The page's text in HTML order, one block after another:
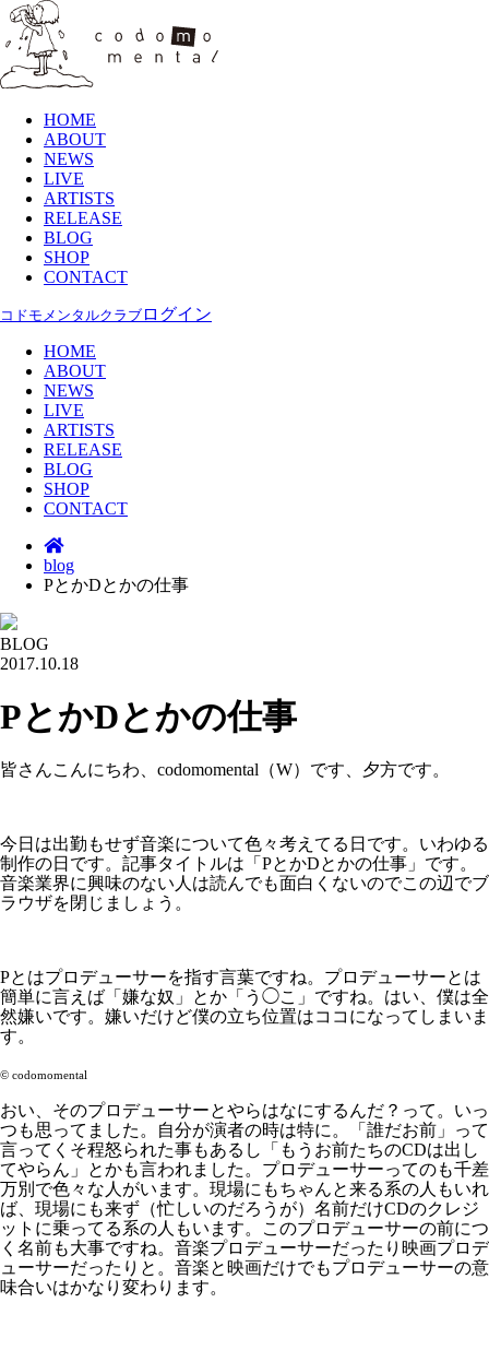
HOME
ABOUT
NEWS
LIVE
ARTISTS
RELEASE
BLOG
SHOP
CONTACT
コドモメンタルクラブ ログイン
HOME
ABOUT
NEWS
LIVE
ARTISTS
RELEASE
BLOG
SHOP
CONTACT
blog
PとかDとかの仕事
BLOG
2017.10.18
PとかDとかの仕事
皆さんこんにちわ、codomomental（W）です、夕方です。
今日は出勤もせず音楽について色々考えてる日です。いわゆる
制作の日です。記事タイトルは「PとかDとかの仕事」です。
音楽業界に興味のない人は読んでも面白くないのでこの辺でブ
ラウザを閉じましょう。
Pとはプロデューサーを指す言葉ですね。プロデューサーとは
簡単に言えば「嫌な奴」とか「う◯こ」ですね。はい、僕は全
然嫌いです。嫌いだけど僕の立ち位置はココになってしまいま
す。
© codomomental
おい、そのプロデューサーとやらはなにするんだ？って。いっ
つも思ってました。自分が演者の時は特に。「誰だお前」って
言ってくそ程怒られた事もあるし「もうお前たちのCDは出し
てやらん」とかも言われました。プロデューサーってのも千差
万別で色々な人がいます。現場にもちゃんと来る系の人もいれ
ば、現場にも来ず（忙しいのだろうが）名前だけCDのクレジ
ットに乗ってる系の人もいます。このプロデューサーの前につ
く名前も大事ですね。音楽プロデューサーだったり映画プロデ
ューサーだったりと。音楽と映画だけでもプロデューサーの意
味合いはかなり変わります。